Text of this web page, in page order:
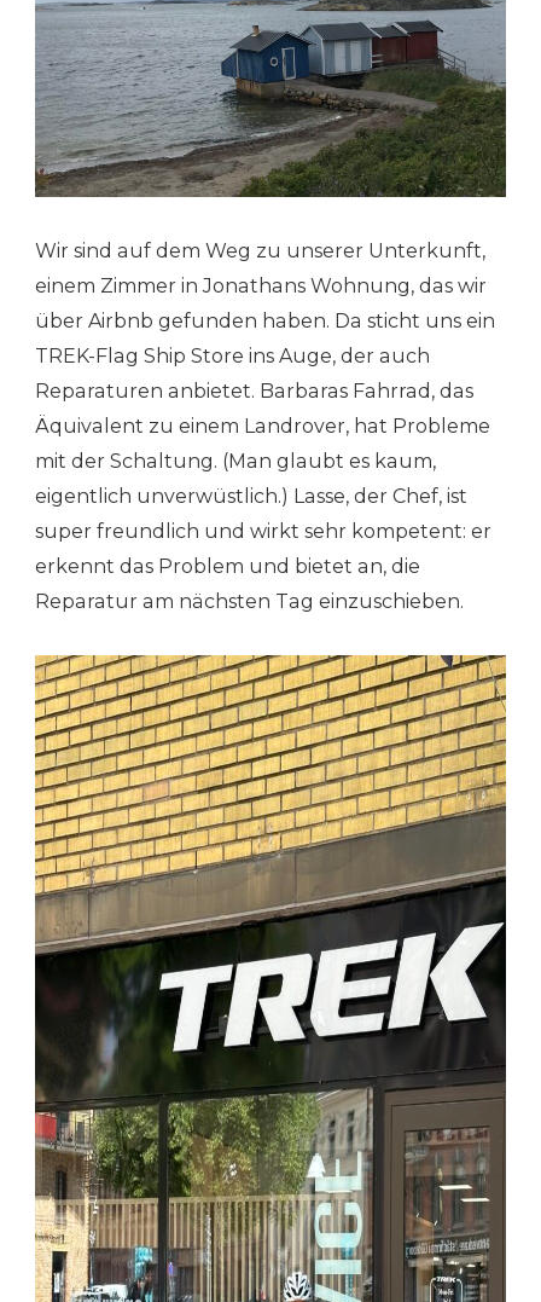
Wir sind auf dem Weg zu unserer Unterkunft,
einem Zimmer in Jonathans Wohnung, das wir
über Airbnb gefunden haben. Da sticht uns ein
TREK-Flag Ship Store ins Auge, der auch
Reparaturen anbietet. Barbaras Fahrrad, das
Äquivalent zu einem Landrover, hat Probleme
mit der Schaltung. (Man glaubt es kaum,
eigentlich unverwüstlich.) Lasse, der Chef, ist
super freundlich und wirkt sehr kompetent: er
erkennt das Problem und bietet an, die
Reparatur am nächsten Tag einzuschieben.